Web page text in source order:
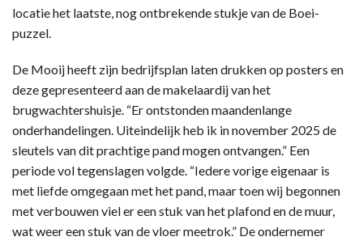
locatie het laatste, nog ontbrekende stukje van de Boei-
puzzel.
De Mooij heeft zijn bedrijfsplan laten drukken op posters en
deze gepresenteerd aan de makelaardij van het
brugwachtershuisje. “Er ontstonden maandenlange
onderhandelingen. Uiteindelijk heb ik in november 2025 de
sleutels van dit prachtige pand mogen ontvangen.” Een
periode vol tegenslagen volgde. “Iedere vorige eigenaar is
met liefde omgegaan met het pand, maar toen wij begonnen
met verbouwen viel er een stuk van het plafond en de muur,
wat weer een stuk van de vloer meetrok.” De ondernemer